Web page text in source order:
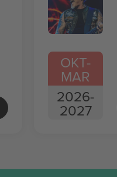
OKT-
MAR
2026-
2027